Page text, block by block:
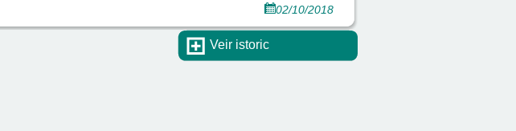
02/10/2018
Veir istoric